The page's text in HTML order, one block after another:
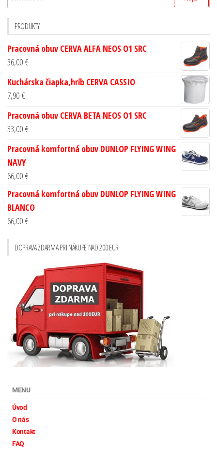
PRODUKTY
Pracovná obuv CERVA ALFA NEOS O1 SRC
36,00 €
Kuchárska čiapka,hríb CERVA CASSIO
7,90 €
Pracovná obuv CERVA BETA NEOS O1 SRC
33,00 €
Pracovná komfortná obuv DUNLOP FLYING WING
NAVY
66,00 €
Pracovná komfortná obuv DUNLOP FLYING WING
BLANCO
66,00 €
DOPRAVA ZDARMA PRI NÁKUPE NAD 200 EUR
MENU
Úvod
O nás
Kontakt
FAQ